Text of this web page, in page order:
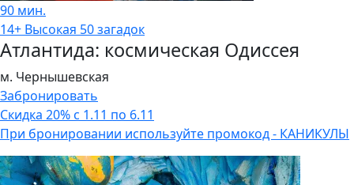
90 мин.
14+ Высокая 50 загадок
Атлантида: космическая Одиссея
м. Чернышевская
Забронировать
Скидка 20% с 1.11 по 6.11
При бронировании используйте промокод - КАНИКУЛЫ